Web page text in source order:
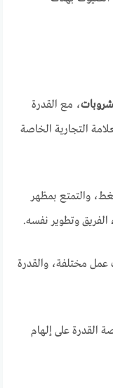
، مع القدرة
التجارية الخاصة
والتمتع بمظهر
وتطوير نفسه.
عمل مختلفة، والقدرة
القدرة على إلهام